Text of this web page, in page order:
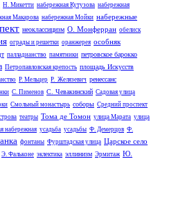
Н. Микетти набережная Кутузова набережная
Макарова набережная Мойки набережные
неоклассицизм О. Монферран обелиск
ограды и решетки оранжерея особняк
палладианство памятники петровское барокко
Петропавловская крепость площадь Искусств
Р. Мельцер Р. Желязевич ренессанс
С. Пименов С. Чевакинский Садовая улица
Смольный монастырь соборы Средний проспект
театры Тома де Томон улица Марата улица
набережная усадьба усадьбы Ф. Демерцов Ф.
фонтаны Фурштадская улица Царское село
Э. Фальконе эклектика эллинизм Эрмитаж Ю.